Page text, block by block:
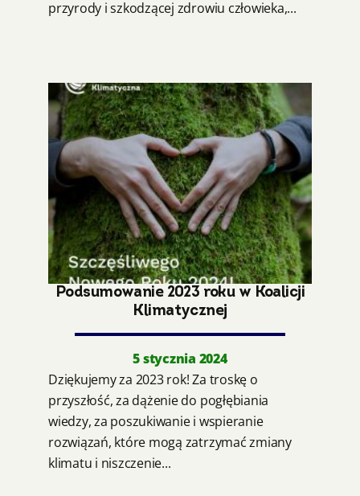
przyrody i szkodzącej zdrowiu człowieka,...
Podsumowanie 2023 roku w Koalicji
Klimatycznej
5 stycznia 2024
Dziękujemy za 2023 rok! Za troskę o
przyszłość, za dążenie do pogłębiania
wiedzy, za poszukiwanie i wspieranie
rozwiązań, które mogą zatrzymać zmiany
klimatu i niszczenie...